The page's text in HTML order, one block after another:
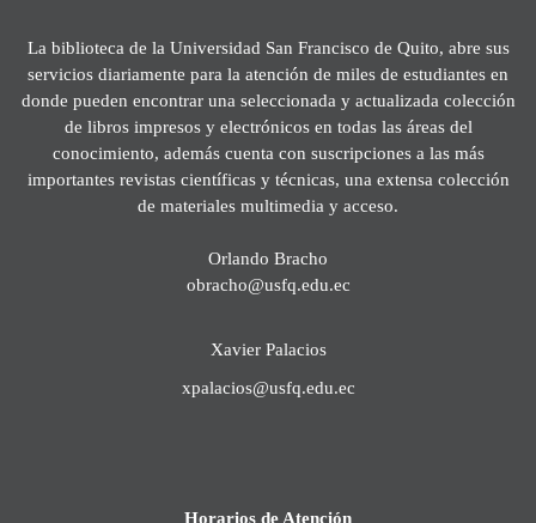
La biblioteca de la Universidad San Francisco de Quito, abre sus
servicios diariamente para la atención de miles de estudiantes en
donde pueden encontrar una seleccionada y actualizada colección
de libros impresos y electrónicos en todas las áreas del
conocimiento, además cuenta con suscripciones a las más
importantes revistas científicas y técnicas, una extensa colección
de materiales multimedia y acceso.
Orlando Bracho
obracho@usfq.edu.ec
Xavier Palacios
xpalacios@usfq.edu.ec
Horarios de Atención